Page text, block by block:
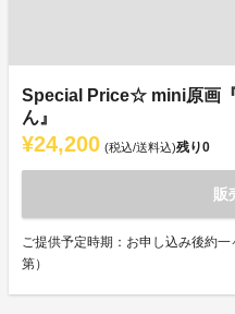
Special Price☆ mini原画
ん』
¥24,200 (税込/送料込)残り0
販
ご提供予定時期：お申し込み後約
第）